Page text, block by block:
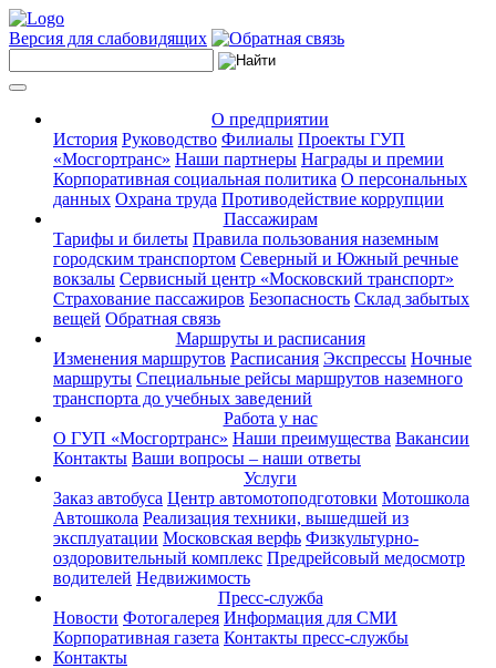
Версия для слабовидящих
О предприятии
История Руководство Филиалы Проекты ГУП
«Мосгортранс» Наши партнеры Награды и премии
Корпоративная социальная политика О персональных
данных Охрана труда Противодействие коррупции
Пассажирам
Тарифы и билеты Правила пользования наземным
городским транспортом Северный и Южный речные
вокзалы Сервисный центр «Московский транспорт»
Страхование пассажиров Безопасность Склад забытых
вещей Обратная связь
Маршруты и расписания
Изменения маршрутов Расписания Экспрессы Ночные
маршруты Специальные рейсы маршрутов наземного
транспорта до учебных заведений
Работа у нас
О ГУП «Мосгортранс» Наши преимущества Вакансии
Контакты Ваши вопросы – наши ответы
Услуги
Заказ автобуса Центр автомотоподготовки Мотошкола
Автошкола Реализация техники, вышедшей из
эксплуатации Московская верфь Физкультурно-
оздоровительный комплекс Предрейсовый медосмотр
водителей Недвижимость
Пресс-служба
Новости Фотогалерея Информация для СМИ
Корпоративная газета Контакты пресс-службы
Контакты